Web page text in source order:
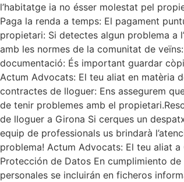
l’habitatge ia no ésser molestat pel
Paga la renda a temps: El pagament
propietari: Si detectes algun problema a
amb les normes de la comunitat de
documentació: És important guardar
Actum Advocats: El teu aliat en matèria
contractes de lloguer: Ens assegurem
de tenir problemes amb el
de lloguer a Girona Si cerques un
equip de professionals us brindarà
problema! Actum Advocats: El teu aliat
Protección de Datos En cumplimiento
personales se incluirán en ficheros